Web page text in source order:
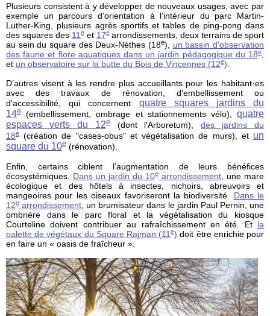
Plusieurs consistent à y développer de nouveaux usages, avec par
exemple un parcours d’orientation à l’intérieur du parc Martin-
Luther-King, plusieurs agrès sportifs et tables de ping-pong dans
des squares des 11 e et 17e arrondissements, deux terrains de sport
au sein du square des Deux-Nèthes (18e), un bassin d'observation
des faune et flore aquatiques dans un jardin pédagogique du 18e
et un observatoire sur la butte du Bois de Vincennes (12e)
D’autres visent à les rendre plus accueillants pour les habitant·es
avec des travaux de rénovation, d’embellissement ou
d'accessibilité, qui concernent quatre squares jardins du
14e (embellissement, ombrage et stationnements vélo), quatre
espaces verts du 12e(dont l'Arboretum),des jardins du
18e (création de "cases-obus" et végétalisation de murs), et un
square du 10e (rénovation).
Enfin, certains ciblent l’augmentation de leurs bénéfices
écosystémiques. Dans un jardin du 10e arrondissement , une mare
écologique et des hôtels à insectes, nichoirs, abreuvoirs et
mangeoires pour les oiseaux favoriseront la biodiversité. Dans le
12e arrondissement , un brumisateur dans le jardin Paul Pernin, une
ombrière dans le parc floral et la végétalisation du kiosque
Courteline doivent contribuer au rafraîchissement en été. Et la
palette de végétaux du Square Rajman (11e) doit être enrichie pour
en faire un « oasis de fraîcheur ».